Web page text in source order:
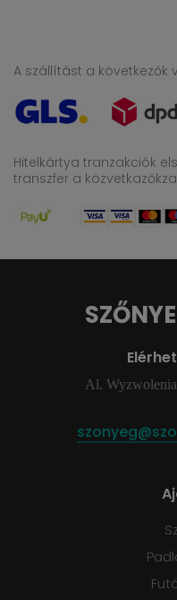
A szállítást a következők
Hitelkártya tranzakciók
transzfer a
Al.